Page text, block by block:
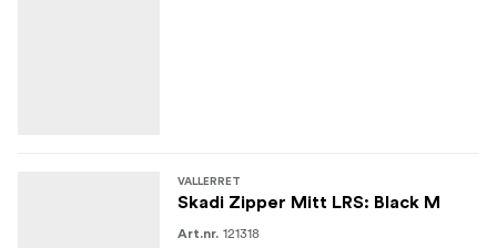
VALLERRET
Skadi Zipper Mitt LRS: Black M
Art.nr. 121318